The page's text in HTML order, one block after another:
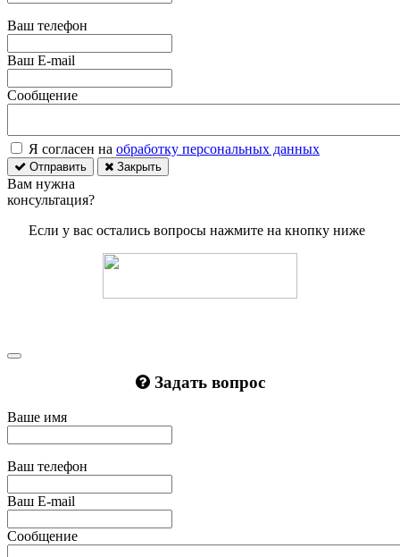
Ваш телефон
Ваш E-mail
Сообщение
Я согласен на обработку персональных данных
Отправить Закрыть
Вам нужна
консультация?
Если у вас остались вопросы нажмите на кнопку ниже
Задать вопрос
Ваше имя
Ваш телефон
Ваш E-mail
Сообщение